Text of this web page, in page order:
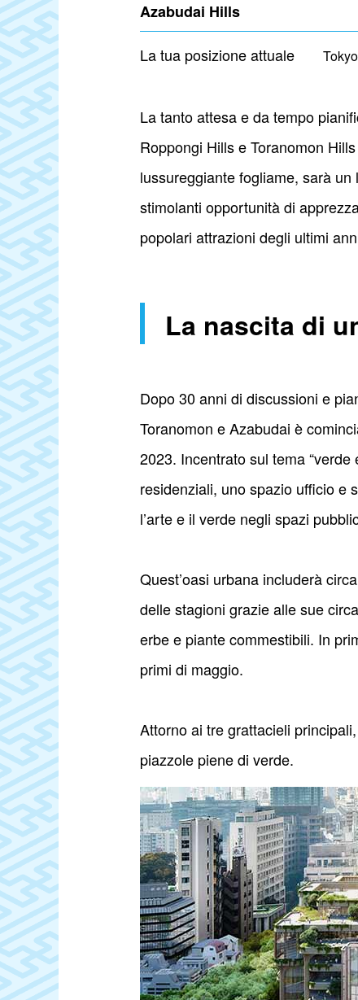
Azabudai Hills
La tua posizione attuale
La tanto attesa e da tempo
Roppongi Hills e Toranomon
lussureggiante fogliame, sarà
stimolanti opportunità di
popolari attrazioni degli ultimi
La nascita di
Dopo 30 anni di discussioni e
Toranomon e Azabudai è
2023. Incentrato sul tema
residenziali, uno spazio ufficio e
l’arte e il verde negli spazi
Quest’oasi urbana includerà
delle stagioni grazie alle sue
erbe e piante commestibili. In
primi di maggio.
Attorno ai tre grattacieli
piazzole piene di verde.